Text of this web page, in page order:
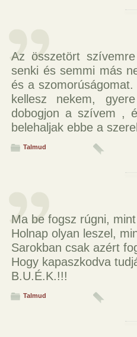
Az összetört
senki és semmi más
és a
kellesz nekem,
dobogjon a szívem ,
belehaljak ebbe a
Talmud
Ma be fogsz rúgni,
Holnap olyan leszel,
Sarokban csak azért
Hogy kapaszkodva
B.U.É.K.!!!
Talmud